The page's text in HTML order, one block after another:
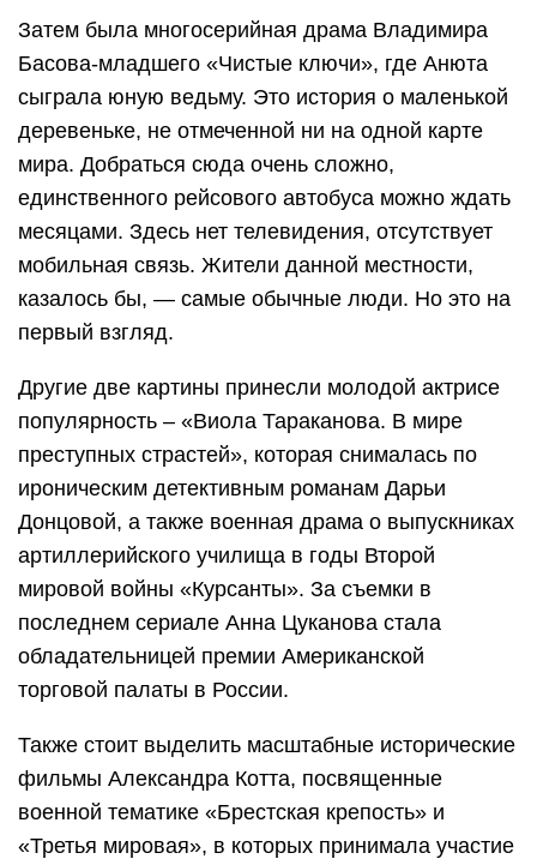
Затем была многосерийная драма Владимира
Басова-младшего «Чистые ключи», где Анюта
сыграла юную ведьму. Это история о маленькой
деревеньке, не отмеченной ни на одной карте
мира. Добраться сюда очень сложно,
единственного рейсового автобуса можно ждать
месяцами. Здесь нет телевидения, отсутствует
мобильная связь. Жители данной местности,
казалось бы, — самые обычные люди. Но это на
первый взгляд.
Другие две картины принесли молодой актрисе
популярность – «Виола Тараканова. В мире
преступных страстей», которая снималась по
ироническим детективным романам Дарьи
Донцовой, а также военная драма о выпускниках
артиллерийского училища в годы Второй
мировой войны «Курсанты». За съемки в
последнем сериале Анна Цуканова стала
обладательницей премии Американской
торговой палаты в России.
Также стоит выделить масштабные исторические
фильмы Александра Котта, посвященные
военной тематике «Брестская крепость» и
«Третья мировая», в которых принимала участие